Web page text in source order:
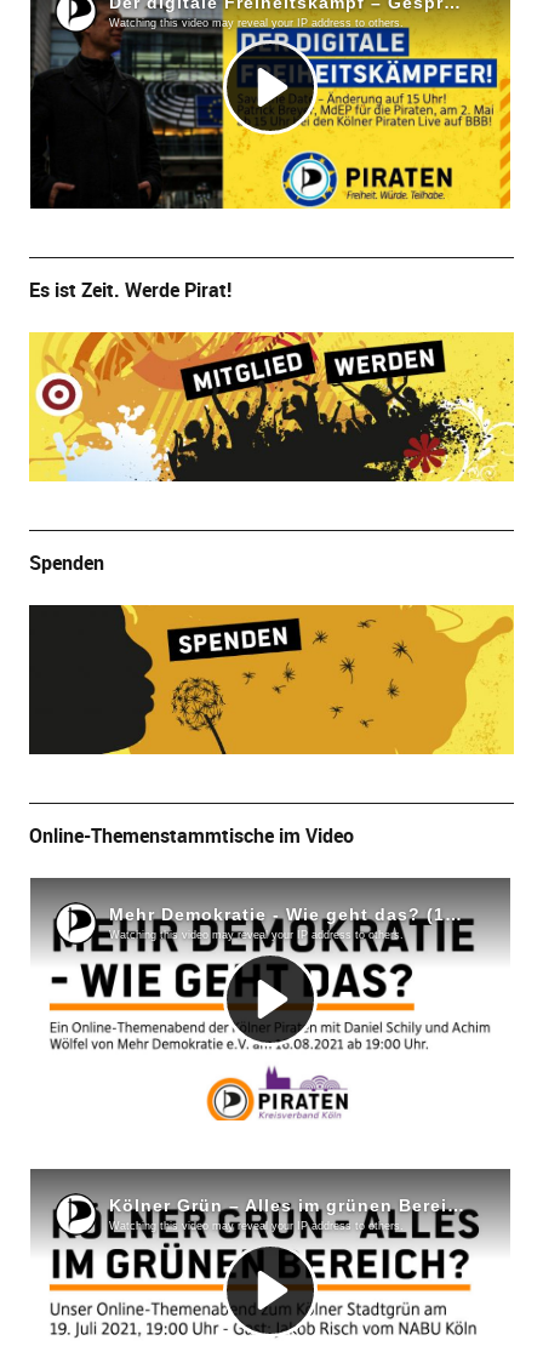
Es ist Zeit. Werde Pirat!
Spenden
Online-Themenstammtische im Video